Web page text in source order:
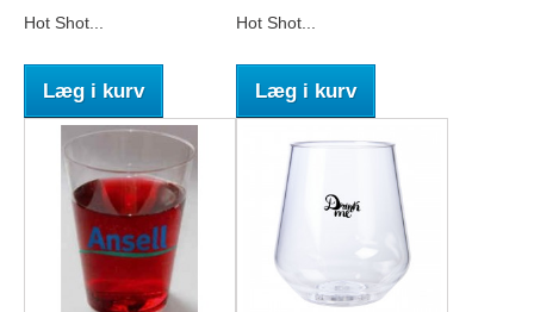
Hot Shot...
Læg i kurv
Hot Shot...
Læg i kurv